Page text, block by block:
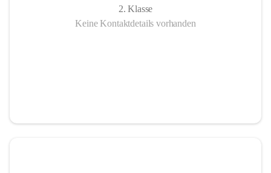
2. Klasse
Keine Kontaktdetails vorhanden